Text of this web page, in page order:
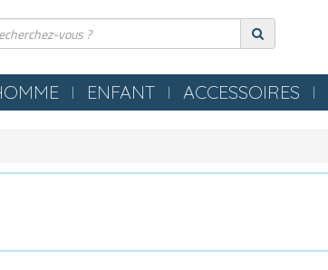
ENFANT ACCESSOIRES
TEXTILES